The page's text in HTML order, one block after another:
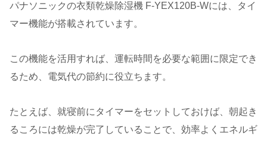
パナソニックの衣類乾燥除湿機 F-YEX120B-Wには、タイ
マー機能が搭載されています。
この機能を活用すれば、運転時間を必要な範囲に限定でき
るため、電気代の節約に役立ちます。
たとえば、就寝前にタイマーをセットしておけば、朝起き
るころには乾燥が完了していることで、効率よくエネルギ